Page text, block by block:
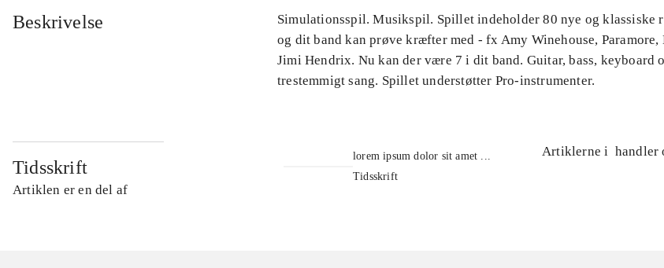
Beskrivelse
Simulationsspil. Musikspil. Spillet indeholder 80 nye og klassiske
og dit band kan prøve kræfter med - fx Amy Winehouse, Paramore,
Jimi Hendrix. Nu kan der være 7 i dit band. Guitar, bass, keyboard
trestemmigt sang. Spillet understøtter Pro-instrumenter.
Tidsskrift
Artiklen er en del af
lorem ipsum dolor sit amet ...
Tidsskrift
Artiklerne i handler